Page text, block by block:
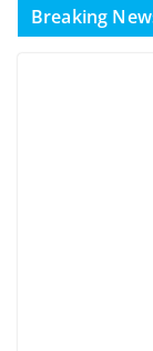
Breaking